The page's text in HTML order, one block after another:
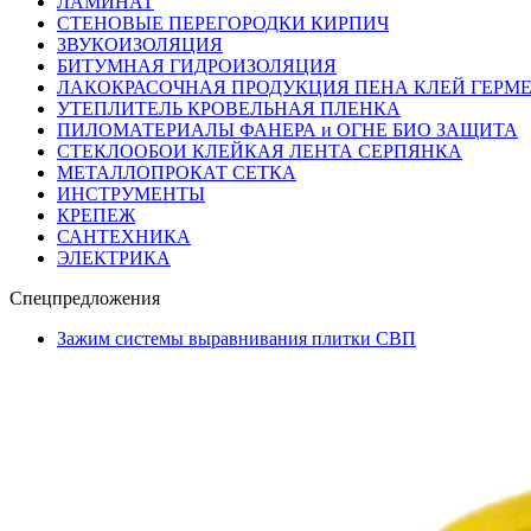
СТЕНОВЫЕ ПЕРЕГОРОДКИ КИРПИЧ
ЗВУКОИЗОЛЯЦИЯ
БИТУМНАЯ ГИДРОИЗОЛЯЦИЯ
ЛАКОКРАСОЧНАЯ ПРОДУКЦИЯ ПЕНА КЛЕЙ
УТЕПЛИТЕЛЬ КРОВЕЛЬНАЯ ПЛЕНКА
ПИЛОМАТЕРИАЛЫ ФАНЕРА и ОГНЕ БИО ЗАЩИТА
СТЕКЛООБОИ КЛЕЙКАЯ ЛЕНТА СЕРПЯНКА
МЕТАЛЛОПРОКАТ СЕТКА
ИНСТРУМЕНТЫ
КРЕПЕЖ
САНТЕХНИКА
ЭЛЕКТРИКА
Спецпредложения
Зажим системы выравнивания плитки СВП